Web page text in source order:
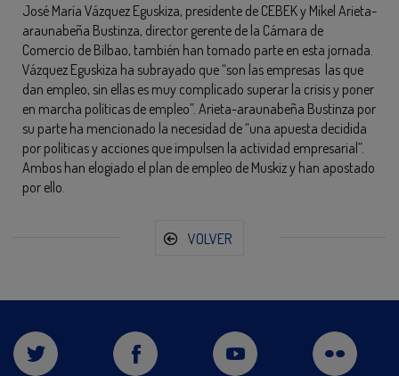
José María Vázquez Eguskiza, presidente de CEBEK y Mikel Arieta-
araunabeña Bustinza, director gerente de la Cámara de
Comercio de Bilbao, también han tomado parte en esta jornada.
Vázquez Eguskiza ha subrayado que “son las empresas las que
dan empleo, sin ellas es muy complicado superar la crisis y poner
en marcha políticas de empleo”. Arieta-araunabeña Bustinza por
su parte ha mencionado la necesidad de “una apuesta decidida
por políticas y acciones que impulsen la actividad empresarial”.
Ambos han elogiado el plan de empleo de Muskiz y han apostado
por ello.
VOLVER